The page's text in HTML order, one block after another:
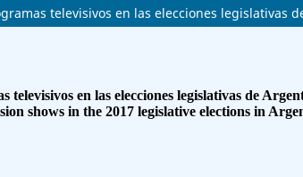
televisivos en las elecciones legislativas